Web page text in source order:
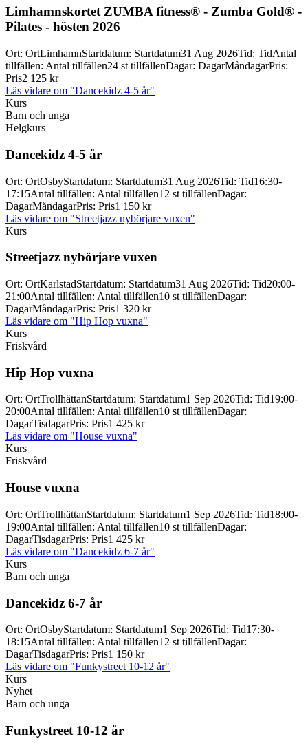
Limhamnskortet ZUMBA fitness® - Zumba Gold® -
Pilates - hösten 2026
Ort: OrtLimhamnStartdatum: Startdatum31 Aug 2026Tid: TidAntal
tillfällen: Antal tillfällen24 st tillfällenDagar: DagarMåndagarPris:
Pris2 125 kr
Läs vidare om "Dancekidz 4-5 år"
Kurs
Barn och unga
Helgkurs
Dancekidz 4-5 år
Ort: OrtOsbyStartdatum: Startdatum31 Aug 2026Tid: Tid16:30-
17:15Antal tillfällen: Antal tillfällen12 st tillfällenDagar:
DagarMåndagarPris: Pris1 150 kr
Läs vidare om "Streetjazz nybörjare vuxen"
Kurs
Streetjazz nybörjare vuxen
Ort: OrtKarlstadStartdatum: Startdatum31 Aug 2026Tid: Tid20:00-
21:00Antal tillfällen: Antal tillfällen10 st tillfällenDagar:
DagarMåndagarPris: Pris1 320 kr
Läs vidare om "Hip Hop vuxna"
Kurs
Friskvård
Hip Hop vuxna
Ort: OrtTrollhättanStartdatum: Startdatum1 Sep 2026Tid: Tid19:00-
20:00Antal tillfällen: Antal tillfällen10 st tillfällenDagar:
DagarTisdagarPris: Pris1 425 kr
Läs vidare om "House vuxna"
Kurs
Friskvård
House vuxna
Ort: OrtTrollhättanStartdatum: Startdatum1 Sep 2026Tid: Tid18:00-
19:00Antal tillfällen: Antal tillfällen10 st tillfällenDagar:
DagarTisdagarPris: Pris1 425 kr
Läs vidare om "Dancekidz 6-7 år"
Kurs
Barn och unga
Dancekidz 6-7 år
Ort: OrtOsbyStartdatum: Startdatum1 Sep 2026Tid: Tid17:30-
18:15Antal tillfällen: Antal tillfällen12 st tillfällenDagar:
DagarTisdagarPris: Pris1 150 kr
Läs vidare om "Funkystreet 10-12 år"
Kurs
Nyhet
Barn och unga
Funkystreet 10-12 år